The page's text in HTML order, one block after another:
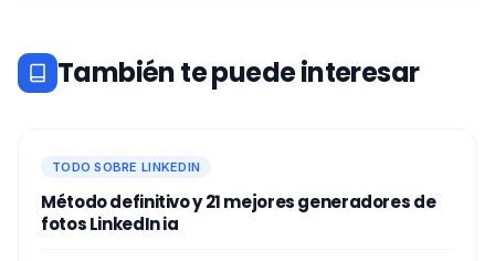
También te puede interesar
TODO SOBRE LINKEDIN
Método definitivo y 21 mejores generadores de
fotos LinkedIn ia​